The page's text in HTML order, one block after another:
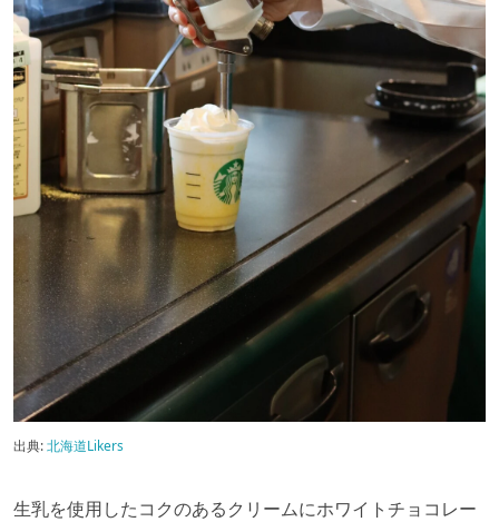
出典:北海道Likers
生乳を使用したコクのあるクリームにホワイトチョコレー